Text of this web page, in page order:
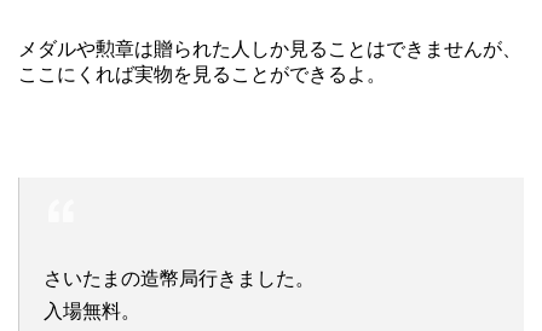
メダルや勲章は贈られた人しか見ることはできませんが、
ここにくれば実物を見ることができるよ。
さいたまの造幣局行きました。
入場無料。